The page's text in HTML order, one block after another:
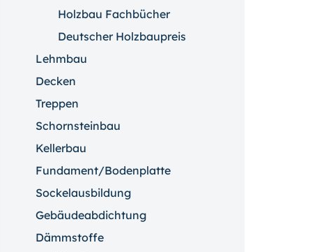
Holzbau Fachbücher
Deutscher Holzbaupreis
Lehmbau
Decken
Treppen
Schornsteinbau
Kellerbau
Fundament/Bodenplatte
Sockelausbildung
Gebäudeabdichtung
Dämmstoffe